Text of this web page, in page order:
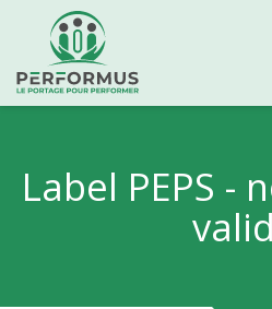
Label PEPS -